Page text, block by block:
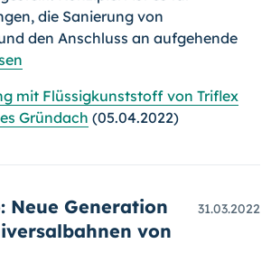
die Sanierung von
den Anschluss an aufgehende
mit Flüssigkunststoff von Triflex
Gründach (05.04.2022)
Neue Generation
von
31.03.2022